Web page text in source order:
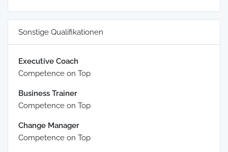
Sonstige Qualifikationen
Executive Coach
Competence on Top
Business Trainer
Competence on Top
Change Manager
Competence on Top